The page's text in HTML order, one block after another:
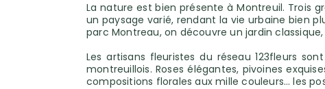
La nature est bien présente à Montreuil. Trois
un paysage varié, rendant la vie urbaine bien
parc Montreau, on découvre un jardin
Les artisans fleuristes du réseau 123fleurs
montreuillois. Roses élégantes, pivoines
compositions florales aux mille couleurs… les